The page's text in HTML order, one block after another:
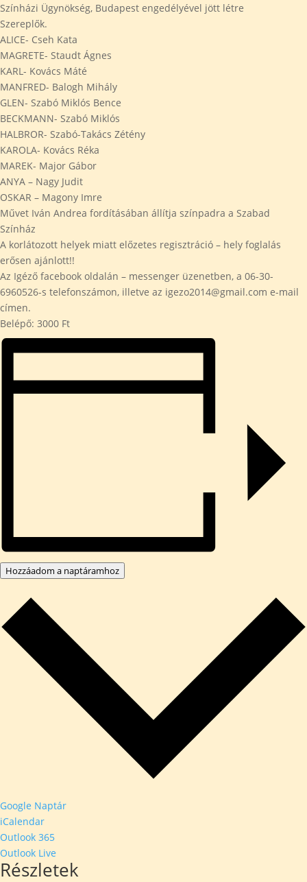
Színházi Ügynökség, Budapest engedélyével jött létre
Szereplők.
ALICE- Cseh Kata
MAGRETE- Staudt Ágnes
KARL- Kovács Máté
MANFRED- Balogh Mihály
GLEN- Szabó Miklós Bence
BECKMANN- Szabó Miklós
HALBROR- Szabó-Takács Zétény
KAROLA- Kovács Réka
MAREK- Major Gábor
ANYA – Nagy Judit
OSKAR – Magony Imre
Művet Iván Andrea fordításában állítja színpadra a Szabad
Színház
A korlátozott helyek miatt előzetes regisztráció – hely foglalás
erősen ajánlott!!
Az Igéző facebook oldalán – messenger üzenetben, a 06-30-
6960526-s telefonszámon, illetve az igezo2014@gmail.com e-mail
címen.
Belépő: 3000 Ft
Hozzáadom a naptáramhoz
Google Naptár
iCalendar
Outlook 365
Outlook Live
Részletek